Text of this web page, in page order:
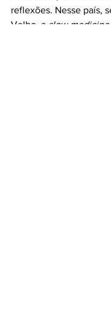
reflexões. Nesse país,
Velho, a slow medicine